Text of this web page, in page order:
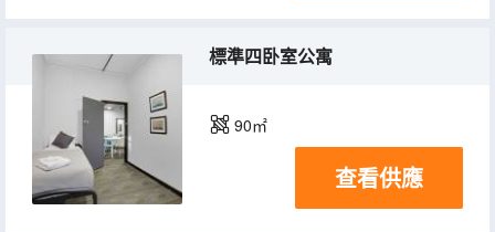
標準四卧室公寓
90㎡
查看供應